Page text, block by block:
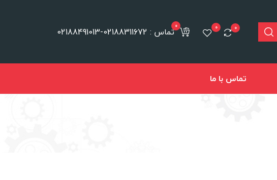
0
0 تماس : 02188311672-021884910130
تماس با ما